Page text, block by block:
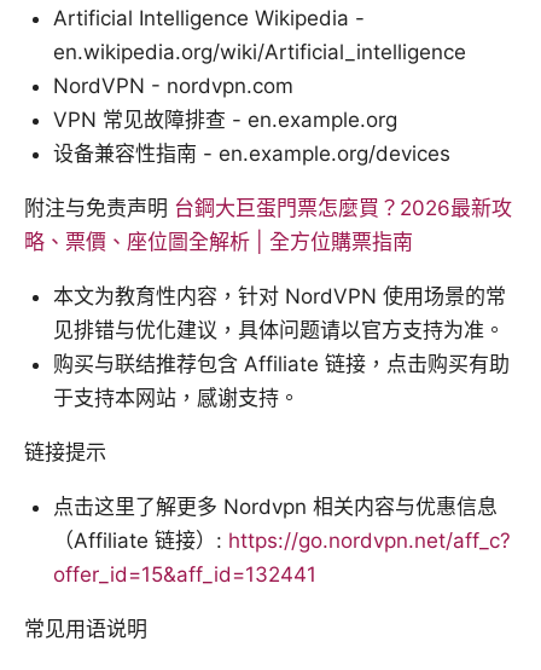
Artificial Intelligence Wikipedia -
en.wikipedia.org/wiki/Artificial_intelligence
NordVPN - nordvpn.com
VPN 常见故障排查 - en.example.org
设备兼容性指南 - en.example.org/devices
附注与免责声明 台鋼大巨蛋門票怎麼買？2026最新攻
略、票價、座位圖全解析 | 全方位購票指南
本文为教育性内容，针对 NordVPN 使用场景的常
见排错与优化建议，具体问题请以官方支持为准。
购买与联结推荐包含 Affiliate 链接，点击购买有助
于支持本网站，感谢支持。
链接提示
点击这里了解更多 Nordvpn 相关内容与优惠信息
（Affiliate 链接）: https://go.nordvpn.net/aff_c?
offer_id=15&aff_id=132441
常见用语说明